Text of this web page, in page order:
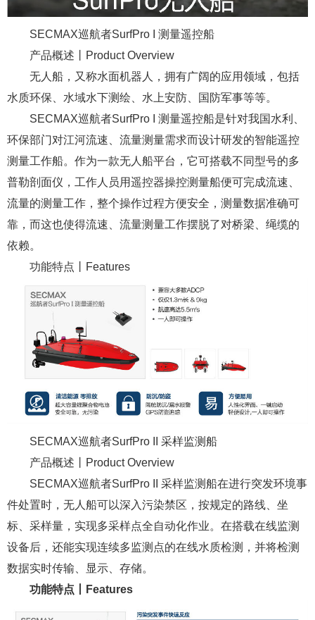
SECMAX巡航者SurfPro I 测量遥控船
产品概述丨Product Overview
无人船，又称水面机器人，拥有广阔的应用领域，包括
水质环保、水域水下测绘、水上安防、国防军事等等。
SECMAX巡航者SurfPro I 测量遥控船是针对我国水利、
环保部门对江河流速、流量测量需求而设计研发的智能遥控
测量工作船。作为一款无人船平台，它可搭载不同型号的多
普勒剖面仪，工作人员用遥控器操控测量船便可完成流速、
流量的测量工作，整个操作过程方便安全，测量数据准确可
靠，而这也使得流速、流量测量工作摆脱了对桥梁、绳缆的
依赖。
功能特点丨Features
SECMAX巡航者SurfPro II 采样监测船
产品概述丨Product Overview
SECMAX巡航者SurfPro II 采样监测船在进行突发环境事
件处置时，无人船可以深入污染禁区，按规定的路线、坐
标、采样量，实现多采样点全自动化作业。在搭载在线监测
设备后，还能实现连续多监测点的在线水质检测，并将检测
数据实时传输、显示、存储。
功能特点丨Features